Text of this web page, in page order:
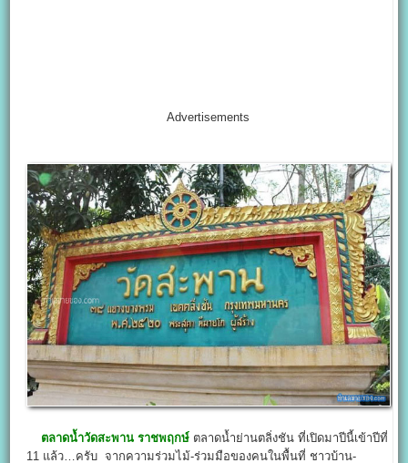
Advertisements
ตลาดน้ำวัดสะพาน ราชพฤกษ์ ตลาดน้ำย่านตลิ่งชัน ที่เปิดมาปีนี้เข้าปีที่
11 แล้ว…ครับ จากความร่วมไม้-ร่วมมือของคนในพื้นที่ ชาวบ้าน-